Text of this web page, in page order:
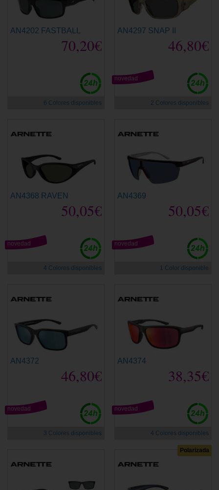
AN4202 FASTBALL
70,20€
6 Colores disponibles
AN4297 SNAP II
46,80€
novedad
2 Colores disponibles
AN4368 RAVEN
50,05€
novedad
4 Colores disponibles
AN4369
50,05€
novedad
1 Color disponible
AN4372
46,80€
novedad
3 Colores disponibles
AN4374
38,35€
novedad
4 Colores disponibles
Polarizada